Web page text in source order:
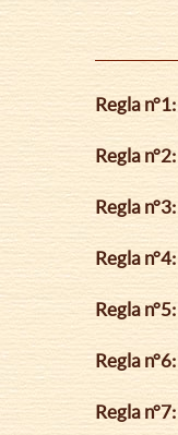
navegación
Regla n°1:
Regla n°2:
Regla n°3:
Regla n°4:
Regla n°5:
Regla n°6:
Regla n°7: